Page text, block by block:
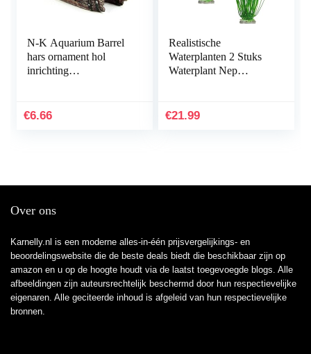
N-K Aquarium Barrel
hars ornament hol
inrichting
nuttig en praktisch
€6.66
Realistische
Waterplanten 2 Stuks
Waterplant Nep
Kunstmatige
€21.99
Over ons
Karnelly.nl is een moderne alles-in-één prijsvergelijkings- en
beoordelingswebsite die de beste deals biedt die beschikbaar zijn op
amazon en u op de hoogte houdt via de laatst toegevoegde blogs. Alle
afbeeldingen zijn auteursrechtelijk beschermd door hun respectievelijke
eigenaren. Alle geciteerde inhoud is afgeleid van hun respectievelijke
bronnen.